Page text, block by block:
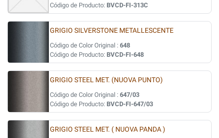
Código de Producto: BVCD-FI-313C
GRIGIO SILVERSTONE METALLESCENTE
Código de Color Original : 648
Código de Producto: BVCD-FI-648
GRIGIO STEEL MET. (NUOVA PUNTO)
Código de Color Original : 647/03
Código de Producto: BVCD-FI-647/03
GRIGIO STEEL MET. ( NUOVA PANDA )